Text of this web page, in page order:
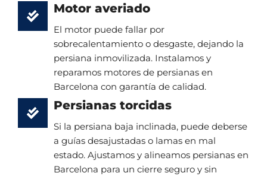
Motor averiado
El motor puede fallar por
sobrecalentamiento o desgaste, dejando la
persiana inmovilizada. Instalamos y
reparamos motores de persianas en
Barcelona con garantía de calidad.
Persianas torcidas
Si la persiana baja inclinada, puede deberse
a guías desajustadas o lamas en mal
estado. Ajustamos y alineamos persianas en
Barcelona para un cierre seguro y sin